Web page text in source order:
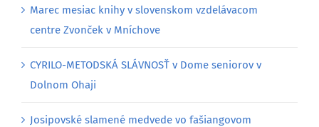
Marec mesiac knihy v slovenskom vzdelávacom
centre Zvonček v Mníchove
CYRILO-METODSKÁ SLÁVNOSŤ v Dome seniorov v
Dolnom Ohaji
Josipovské slamené medvede vo fašiangovom